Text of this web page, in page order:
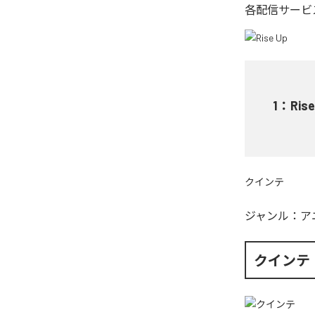
各配信サービ
1 ：
クインテ
ジャンル： ア
クインテ